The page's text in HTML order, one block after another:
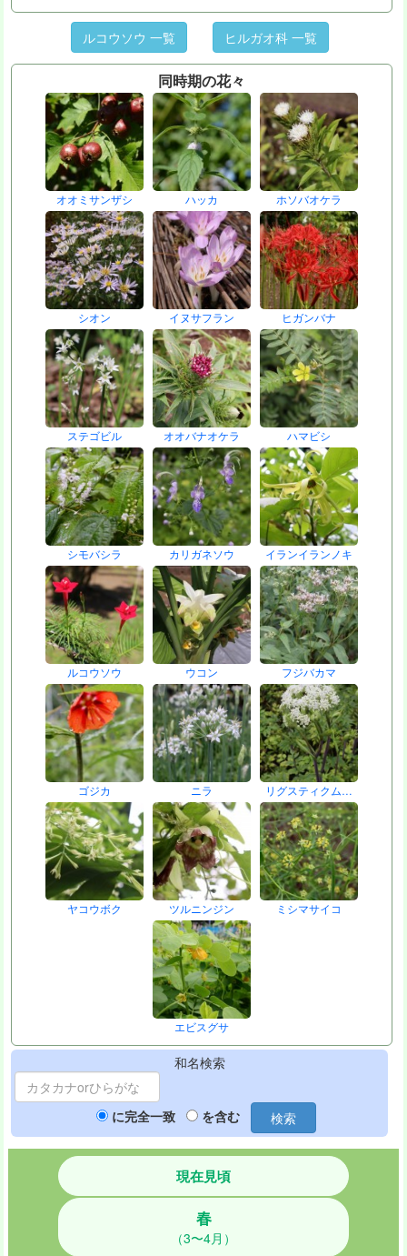
ルコウソウ 一覧 ヒルガオ科 一覧
同時期の花々
オオミサンザシ ハッカ ホソバオケラ
シオン イヌサフラン ヒガンバナ
ステゴビル オオバナオケラ ハマビシ
シモバシラ カリガネソウ イランイランノキ
ルコウソウ ウコン フジバカマ
ゴジカ ニラ リグスティクム…
ヤコウボク ツルニンジン ミシマサイコ
エビスグサ
和名検索
に完全一致 を含む 検索
現在見頃
春
（3〜4月）